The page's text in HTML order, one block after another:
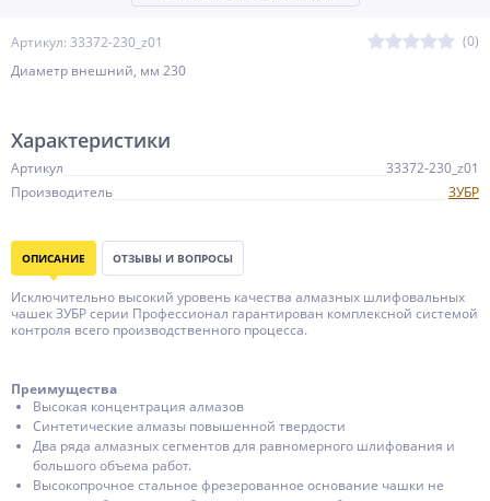
Артикул: 33372-230_z01
(0)
Диаметр внешний, мм 230
Характеристики
Артикул
33372-230_z01
Производитель
ЗУБР
ОПИСАНИЕ ОТЗЫВЫ И ВОПРОСЫ
Исключительно высокий уровень качества алмазных шлифовальных
чашек ЗУБР серии Профессионал гарантирован комплексной системой
контроля всего производственного процесса.
Преимущества
Высокая концентрация алмазов
Синтетические алмазы повышенной твердости
Два ряда алмазных сегментов для равномерного шлифования и
большого объема работ.
Высокопрочное стальное фрезерованное основание чашки не